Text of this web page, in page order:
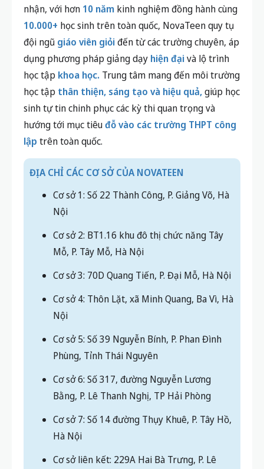
nhận, với hơn 10 năm kinh nghiệm đồng hành cùng
10.000+ học sinh trên toàn quốc, NovaTeen quy tụ
đội ngũ giáo viên giỏiđến từ các trường chuyên, áp
dụng phương pháp giảng dạy hiện đạivà lộ trình
học tập khoa học. Trung tâm mang đến môi trường
học tập thân thiện, sáng tạo và hiệu quả,giúp học
sinh tự tin chinh phục các kỳ thi quan trọng và
hướng tới mục tiêuđỗ vào các trường THPT công
lập trên toàn quốc.
ĐỊA CHỈ CÁC CƠ SỞ CỦA NOVATEEN
Cơ sở 1: Số 22 Thành Công, P. Giảng Võ, Hà
Nội
Cơ sở 2: BT1.16 khu đô thị chức năng Tây
Mỗ, P. Tây Mỗ, Hà Nội
Cơ sở 3: 70D Quang Tiến, P. Đại Mỗ, Hà Nội
Cơ sở 4: Thôn Lặt, xã Minh Quang, Ba Vì, Hà
Nội
Cơ sở 5: Số 39 Nguyễn Bính, P. Phan Đình
Phùng, Tỉnh Thái Nguyên
Cơ sở 6: Số 317, đường Nguyễn Lương
Bằng, P. Lê Thanh Nghị, TP Hải Phòng
Cơ sở 7: Số 14 đường Thụy Khuê, P. Tây Hồ,
Hà Nội
Cơ sở liên kết: 229A Hai Bà Trưng, P. Lê